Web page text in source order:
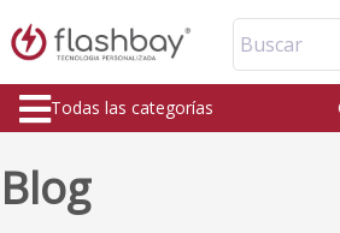
Buscar
Todas las categorías
Blog